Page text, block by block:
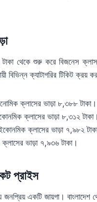
থেকে শুরু করে বিজনেস
বিভিন্ন ক্যাটাগরির টিকিট ক্রয়
ক্লাসের ভাড়া ৮,৩৮৮ টাকা।
ক্লাসের ভাড়া ৮,৩১২ টাকা।
ক্লাসের ভাড়া ৭,৯৮২
ক্লাসের ভাড়া ৭,৯৩৬ টাকা।
প্রাইস
একটি জায়গা।